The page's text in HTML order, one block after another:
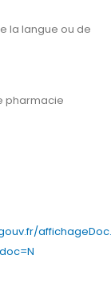
la langue ou de
pharmacie